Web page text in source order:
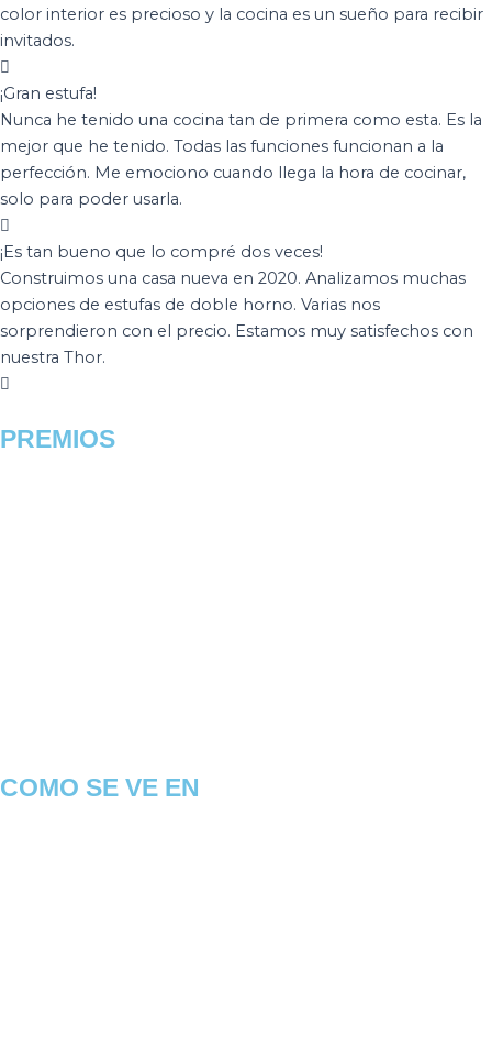
color interior es precioso y la cocina es un sueño para recibir
invitados.
¡Gran estufa!
Nunca he tenido una cocina tan de primera como esta. Es la
mejor que he tenido. Todas las funciones funcionan a la
perfección. Me emociono cuando llega la hora de cocinar,
solo para poder usarla.
¡Es tan bueno que lo compré dos veces!
Construimos una casa nueva en 2020. Analizamos muchas
opciones de estufas de doble horno. Varias nos
sorprendieron con el precio. Estamos muy satisfechos con
nuestra Thor.
PREMIOS
COMO SE VE EN